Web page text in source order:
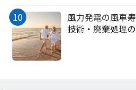
風力発電の風車
技術・廃棄処理